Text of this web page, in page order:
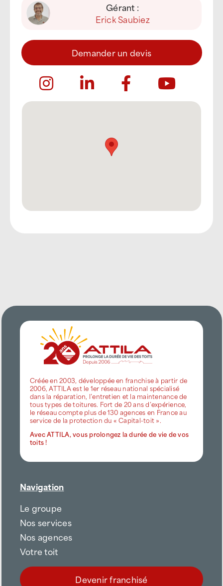
Gérant :
Erick Saubiez
Demander un devis
Créée en 2003, développée en franchise à partir de
2006, ATTILA est le 1er réseau national spécialisé
dans la réparation, l’entretien et la maintenance de
tous types de toitures. Fort de 20 ans d’expérience,
le réseau compte plus de 130 agences en France au
service de la protection du « Capital-toit ».
Avec ATTILA, vous prolongez la durée de vie de vos
toits !
Navigation
Le groupe
Nos services
Nos agences
Votre toit
Devenir franchisé